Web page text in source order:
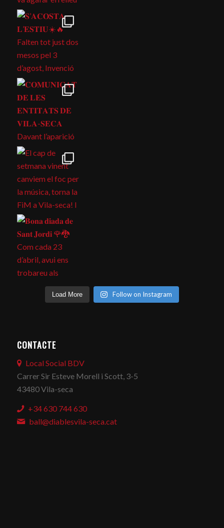
Load More Follow on Instagram
CONTACTE
Local Social BDV
Carrer Sir Esteve Morell i Scott, 3-5
43480 Vila-seca
+34 630 744 630
ball@diablesvila-seca.cat